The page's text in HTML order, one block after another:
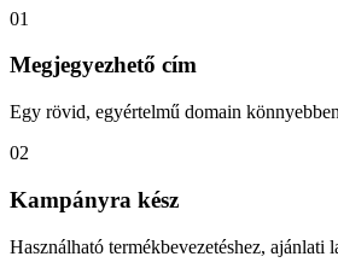
01
Megjegyezhető cím
Egy rövid, egyértelmű domain
02
Kampányra kész
Használható termékbevezetéshez, ajánlati